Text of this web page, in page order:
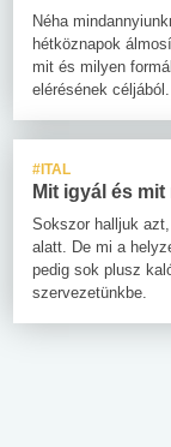
Néha
hétköznapok
mit és milyen
elérésének céljából.
#ITAL
Mit igyál és
Sokszor halljuk
alatt. De mi a
pedig sok plusz
szervezetünkbe.